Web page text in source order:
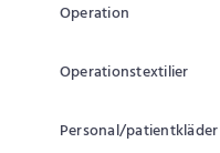
Operation
Operationstextilier
Personal/patientkläder